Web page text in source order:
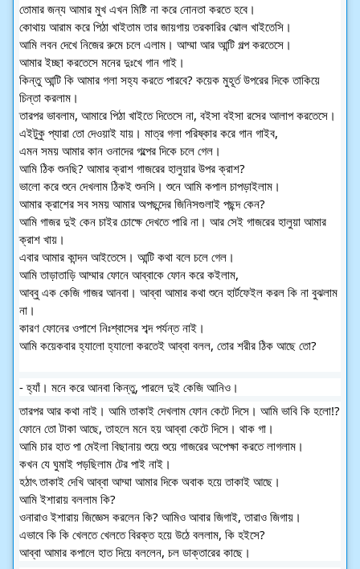
তোমার জন্য আমার মুখ এখন মিষ্টি না করে নোনতা করতে হবে।
কোথায় আরাম করে পিঠা খাইতাম তার জায়গায় তরকারির ঝোল খাইতেসি।
আমি লবন দেখে নিজের রুমে চলে এলাম। আম্মা আর আন্টি গল্প করতেসে।
আমার ইচ্ছা করতেসে মনের দুঃখে গান গাই।
কিন্তু আন্টি কি আমার গলা সহ্য করতে পারবে? কয়েক মুহূর্ত উপরের দিকে তাকিয়ে
চিন্তা করলাম।
তারপর ভাবলাম, আমারে পিঠা খাইতে দিতেসে না, বইসা বইসা রসের আলাপ করতেসে।
এইটুকু প্যারা তো দেওয়াই যায়। মাত্র গলা পরিষ্কার করে গান গাইব,
এমন সময় আমার কান ওনাদের গল্পের দিকে চলে গেল।
আমি ঠিক শুনছি? আমার ক্রাশ গাজরের হালুয়ার উপর ক্রাশ?
ভালো করে শুনে দেখলাম ঠিকই শুনসি। শুনে আমি কপাল চাপড়াইলাম।
আমার ক্রাশের সব সময় আমার অপছন্দের জিনিসগুলাই পছন্দ কেন?
আমি গাজর দুই কেন চাইর চোক্ষে দেখতে পারি না। আর সেই গাজরের হালুয়া আমার
ক্রাশ খায়।
এবার আমার কান্দন আইতেসে। আন্টি কথা বলে চলে গেল।
আমি তাড়াতাড়ি আম্মার ফোনে আব্বাকে ফোন করে কইলাম,
আব্বু এক কেজি গাজর আনবা। আব্বা আমার কথা শুনে হার্টফেইল করল কি না বুঝলাম
না।
কারণ ফোনের ওপাশে নিঃশ্বাসের শব্দ পর্যন্ত নাই।
আমি কয়েকবার হ্যালো হ্যালো করতেই আব্বা বলল, তোর শরীর ঠিক আছে তো?
- হ্যাঁ। মনে করে আনবা কিন্তু, পারলে দুই কেজি আনিও।
তারপর আর কথা নাই। আমি তাকাই দেখলাম ফোন কেটে দিসে। আমি ভাবি কি হলো!?
ফোনে তো টাকা আছে, তাহলে মনে হয় আব্বা কেটে দিসে। থাক গা।
আমি চার হাত পা মেইলা বিছানায় শুয়ে শুয়ে গাজরের অপেক্ষা করতে লাগলাম।
কখন যে ঘুমাই পড়ছিলাম টের পাই নাই।
হঠাৎ তাকাই দেখি আব্বা আম্মা আমার দিকে অবাক হয়ে তাকাই আছে।
আমি ইশারায় বললাম কি?
ওনারাও ইশারায় জিজ্ঞেস করলেন কি? আমিও আবার জিগাই, তারাও জিগায়।
এভাবে কি কি খেলতে খেলতে বিরক্ত হয়ে উঠে বললাম, কি হইসে?
আব্বা আমার কপালে হাত দিয়ে বললেন, চল ডাক্তারের কাছে।